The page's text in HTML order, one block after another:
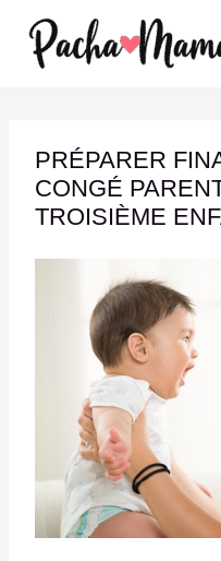
contenu
PRÉPARER
CONGÉ
TROISIÈME